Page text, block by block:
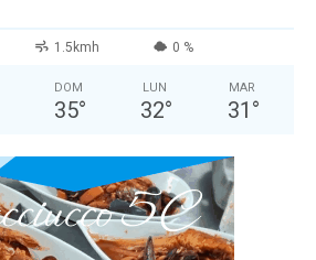
1.5kmh 0 %
DOM
35°
LUN
32°
MAR
31 °